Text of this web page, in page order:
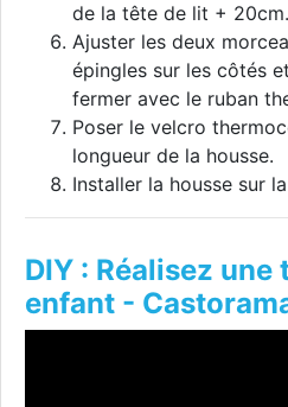
de la tête de lit + 20cm.
Ajuster les deux
épingles sur les côtés
fermer avec le ruban
Poser le velcro
longueur de la housse.
Installer la housse sur
DIY : Réalisez
enfant -